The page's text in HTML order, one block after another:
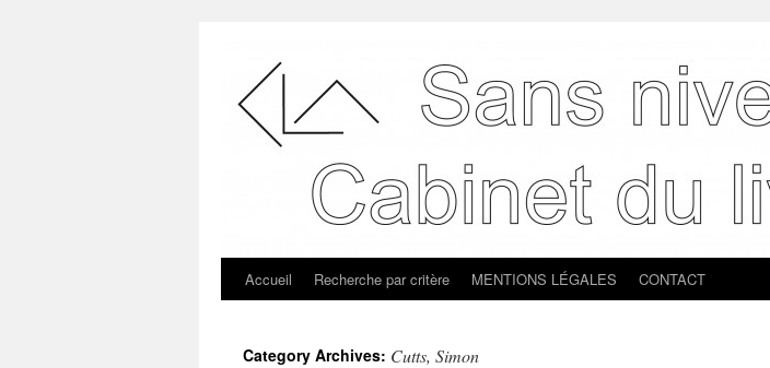
Accueil Recherche par critère MENTIONS LÉGALES CONTACT
Category Archives: Cutts, Simon